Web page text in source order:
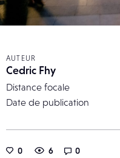
AUTEUR
Cedric Fhy
Distance focale
Date de publication
0 6 0